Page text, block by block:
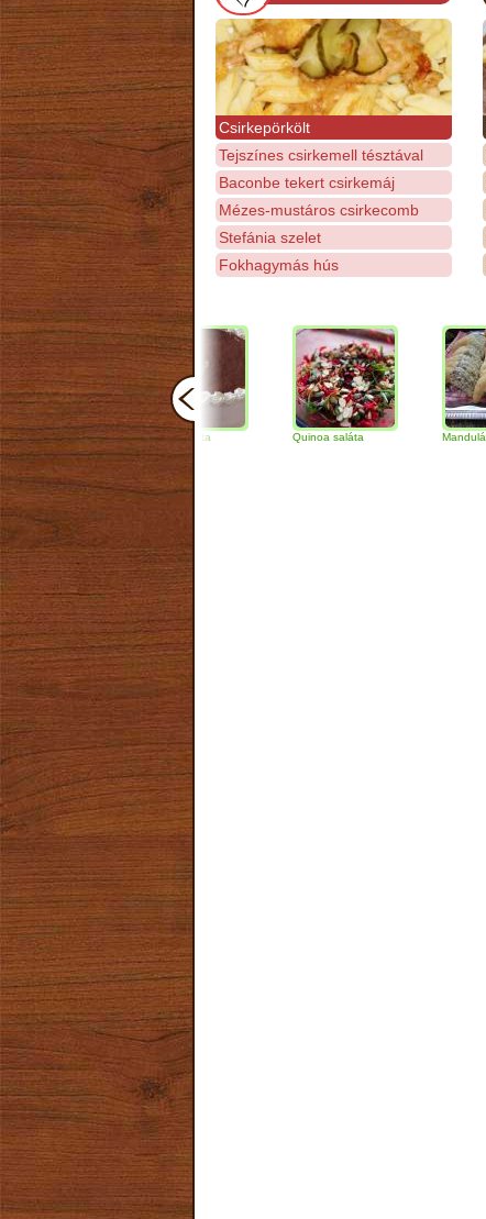
Csirkepörkölt
Tejszínes csirkemell tésztával
Baconbe tekert csirkemáj
Mézes-mustáros csirkecomb
Stefánia szelet
Fokhagymás hús
Tiramisu torta Quinoa saláta Mandulás kifli